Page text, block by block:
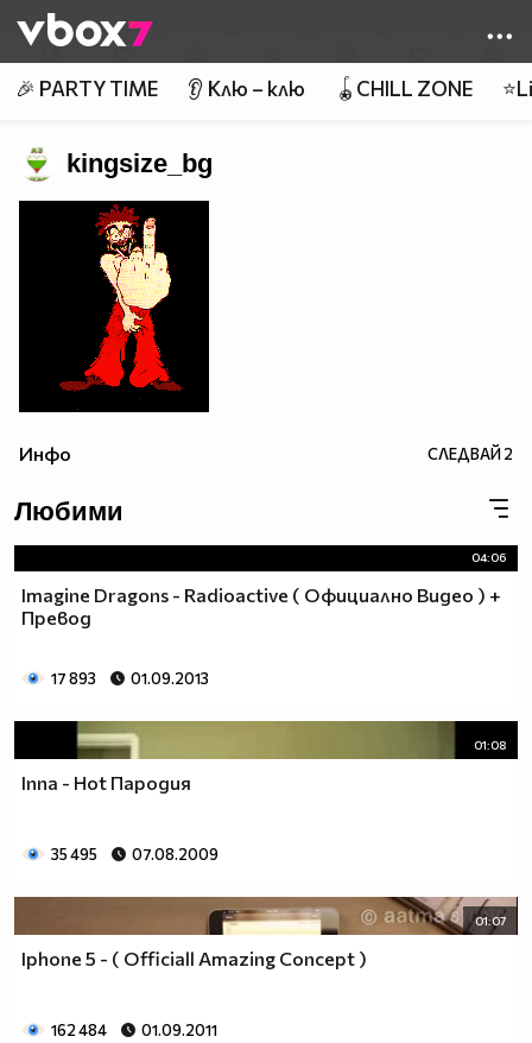
👾
🎉 PARTY TIME 👂 Клю – клю 🪀CHILL ZONE
kingsize_bg
Инфо СЛЕДВАЙ2
Любими
04:06
Imagine Dragons - Radioactive ( Официално Видео ) +
Превод
17 893 01.09.2013
01:08
Inna - Hot Пародия
35 495 07.08.2009
01:07
Iphone 5 - ( Officiall Amazing Concept )
162 484 01.09.2011